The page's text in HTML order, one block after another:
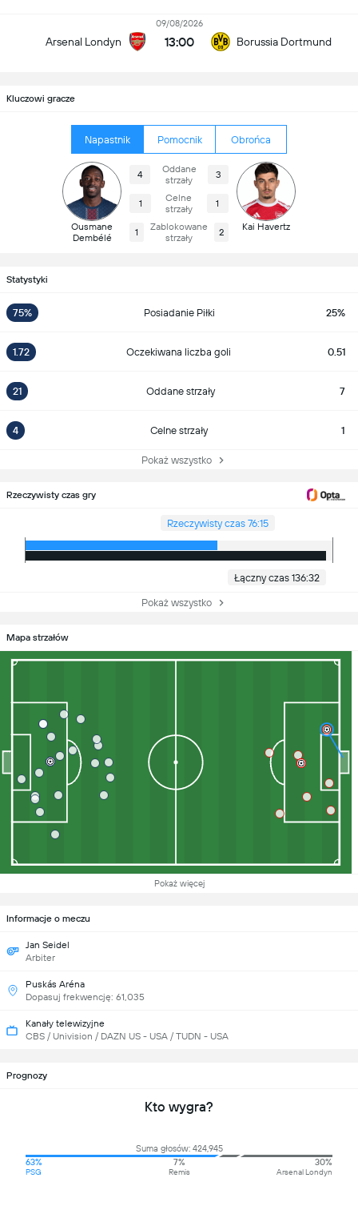
Arsenal Londyn
09/08/2026
13:00 Borussia Dortmund
Kluczowi gracze
Napastnik Pomocnik Obrońca
Ousmane
Dembélé
4
Oddane
strzały
3
1
Celne
strzały
1
1
Zablokowane
strzały
2 Kai Havertz
Statystyki
75% Posiadanie Piłki 25%
1.72 Oczekiwana liczba goli 0.51
21 Oddane strzały 7
4 Celne strzały 1
Pokaż wszystko
Rzeczywisty czas gry
Rzeczywisty czas 76:15
Łączny czas 136:32
Pokaż wszystko
Mapa strzałów
Pokaż więcej
Informacje o meczu
Jan Seidel
Arbiter
Puskás Aréna
Dopasuj frekwencję: 61,035
Kanały telewizyjne
CBS / Univision / DAZN US - USA / TUDN - USA
Prognozy
Kto wygra?
Suma głosów: 424,945
63%
PSG
7%
Remis
30%
Arsenal Londyn